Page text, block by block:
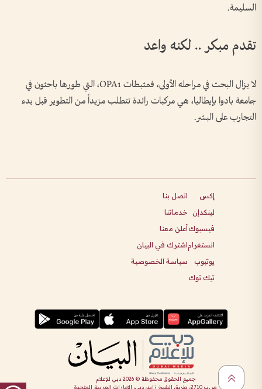
السليمة.
تقدم مبكر .. لكنه واعد
لا يزال البحث في مراحله الأولى، فمثبطات OPA1، التي طورها باحثون في
جامعة بادوا بإيطاليا، هي مركبات رائدة تتطلب مزيداً من التطوير قبل بدء
التجارب على البشر.
إكس
لينكدإن
فيسبوك
انستغرام
يوتيوب
تيك توك
اتصل بنا
خدماتنا
أعلن معنا
اشترك في البيان
سياسة الخصوصية
جميع الحقوق محفوظة ©2026 دبي للإعلام
ص.ب 2710، طريق الشيخ زايد، دبي، الإمارات العربية المتحدة